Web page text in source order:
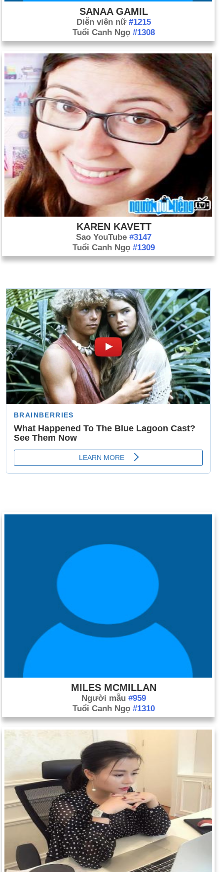
SANAA GAMIL
Diễn viên nữ #1215
Tuổi Canh Ngọ #1308
KAREN KAVETT
Sao YouTube #3147
Tuổi Canh Ngọ #1309
MILES MCMILLAN
Người mẫu #959
Tuổi Canh Ngọ #1310